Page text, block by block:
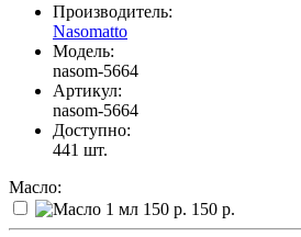
Производитель:
Nasomatto
Модель:
nasom-5664
Артикул:
nasom-5664
Доступно:
441 шт.
Масло:
150 р.